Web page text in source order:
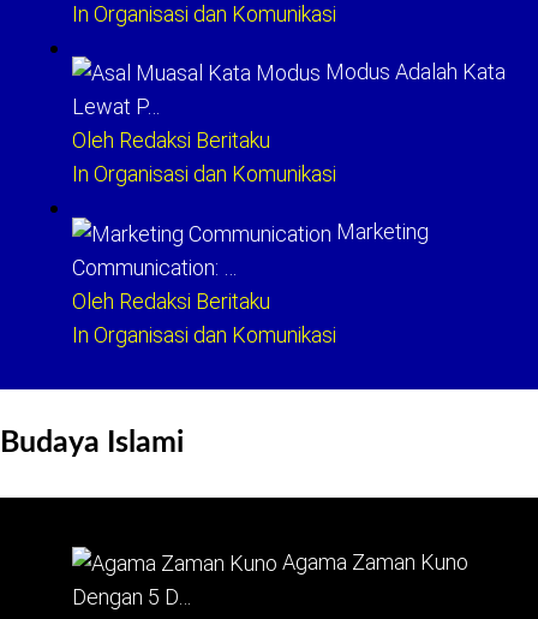
In Organisasi dan Komunikasi
Modus Adalah Kata
Lewat P…
Oleh Redaksi Beritaku
In Organisasi dan Komunikasi
Marketing
Communication: …
Oleh Redaksi Beritaku
In Organisasi dan Komunikasi
Budaya Islami
Agama Zaman Kuno
Dengan 5 D…